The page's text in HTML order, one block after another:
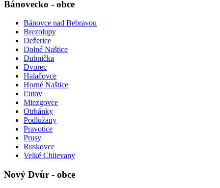
Bánovecko - obce
Bánovce nad Bebravou
Brezolupy
Dežerice
Dolné Naštice
Dubnička
Dvorec
Halačovce
Horné Naštice
Ľutov
Miezgovce
Otrhánky
Podlužany
Pravotice
Prusy
Ruskovce
Velké Chlievany
Nový Dvůr - obce